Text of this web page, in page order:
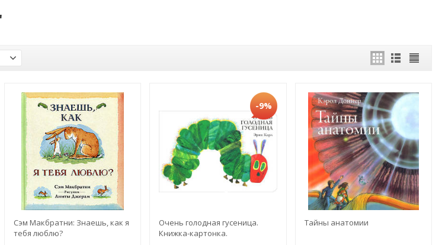
Сэм Макбратни: Знаешь, как я
тебя люблю?
-9%
Очень голодная гусеница.
Книжка-картонка.
Тайны анатомии